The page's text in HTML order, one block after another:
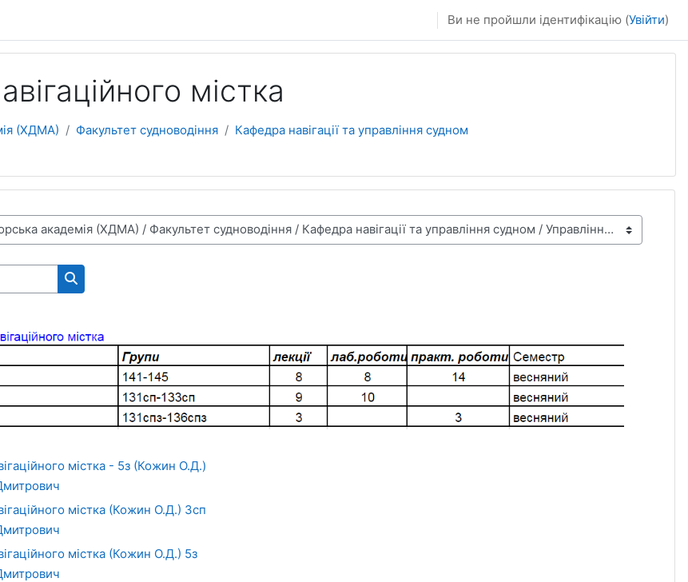
Ви не пройшли ідентифікацію (Увійти)
містка
(ХДМА) Факультет судноводіння
Кафедра навігації та управління судном
Пошук курсів
містка - 5з (Кожин О.Д.)
містка (Кожин О.Д.) 3сп
містка (Кожин О.Д.) 5з